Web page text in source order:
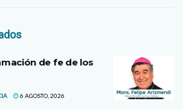
de fe de los
6 AGOSTO, 2026